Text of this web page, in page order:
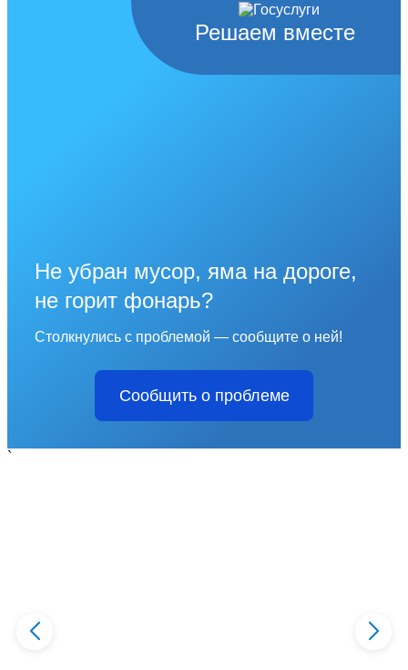
Решаем вместе
Не убран мусор, яма на дороге,
не горит фонарь?
Столкнулись с проблемой — сообщите о ней!
Сообщить о проблеме
`